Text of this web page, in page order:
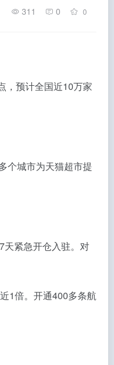
311 0 0
，预计全国近10万家
个城市为天猫超市提
天紧急开仓入驻。对
1倍。开通400多条航